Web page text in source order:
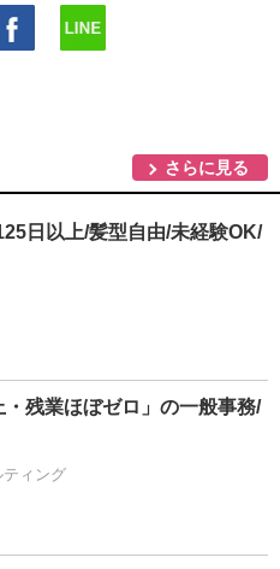
さらに見る
日以上/髪型自由/未経験OK/
残業ほぼゼロ」の一般事務/
ィング